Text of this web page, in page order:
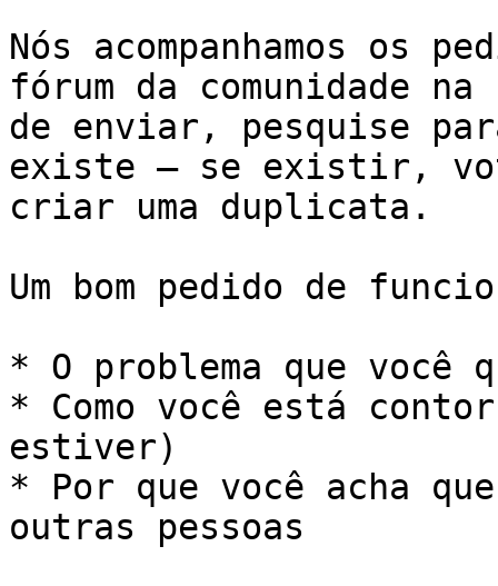
Nós acompanhamos os
fórum da comunidade
de enviar, pesquise
existe — se existir,
criar uma duplicata.
Um bom pedido de
* O problema que você
* Como você está
estiver)
* Por que você acha
outras pessoas